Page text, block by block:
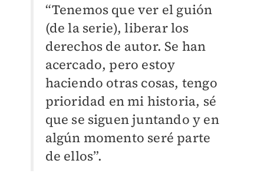
“Tenemos que ver el guión
(de la serie), liberar los
derechos de autor. Se han
acercado, pero estoy
haciendo otras cosas, tengo
prioridad en mi historia, sé
que se siguen juntando y en
algún momento seré parte
de ellos”.